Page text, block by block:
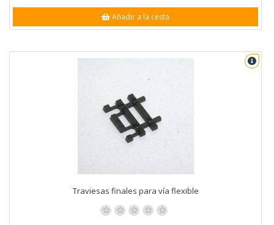
Añadir a la cesta
Traviesas finales para vía flexible